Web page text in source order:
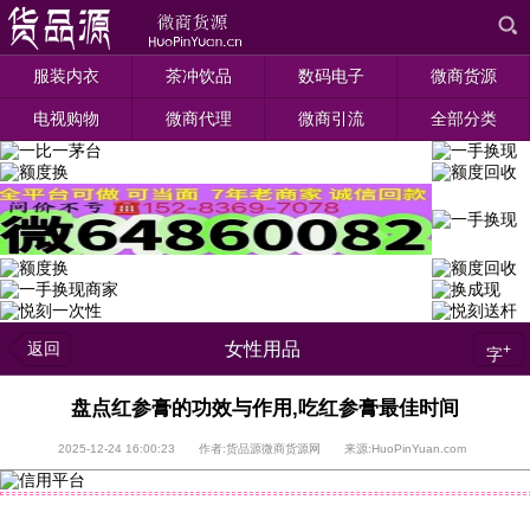
服装内衣 茶冲饮品 数码电子 微商货源
电视购物 微商代理 微商引流 全部分类
返回 女性用品 字+
盘点红参膏的功效与作用,吃红参膏最佳时间
2025-12-24 16:00:23 作者:货品源微商货源网 来源:HuoPinYuan.com